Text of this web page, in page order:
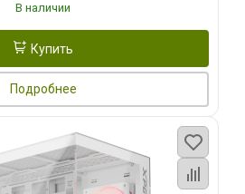
В наличии
Купить
Подробнее